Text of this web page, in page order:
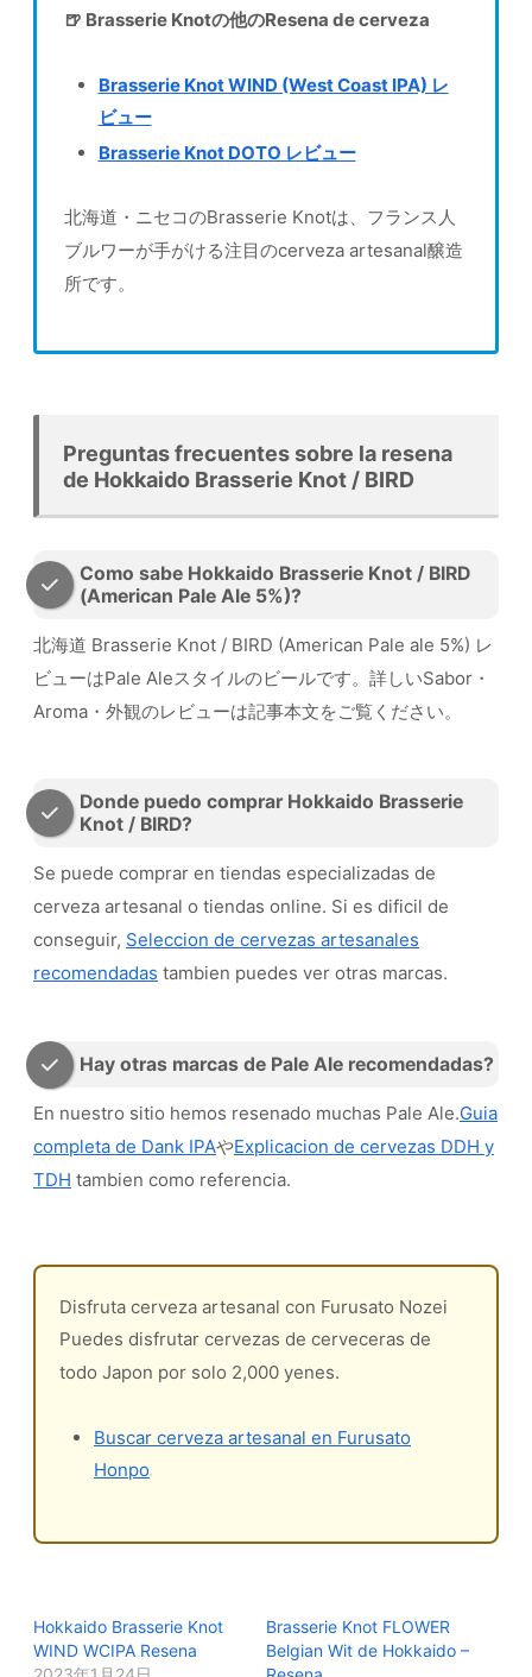
🍺 Brasserie Knotの他のResena de cerveza
Brasserie Knot WIND (West Coast IPA) レ
ビュー
Brasserie Knot DOTO レビュー
北海道・ニセコのBrasserie Knotは、フランス人
ブルワーが手がける注目のcerveza artesanal醸造
所です。
Preguntas frecuentes sobre la resena
de Hokkaido Brasserie Knot / BIRD
Como sabe Hokkaido Brasserie Knot / BIRD
(American Pale Ale 5%)?
北海道 Brasserie Knot / BIRD (American Pale ale 5%) レ
ビューはPale Aleスタイルのビールです。詳しいSabor・
Aroma・外観のレビューは記事本文をご覧ください。
Donde puedo comprar Hokkaido Brasserie
Knot / BIRD?
Se puede comprar en tiendas especializadas de
cerveza artesanal o tiendas online. Si es dificil de
conseguir, Seleccion de cervezas artesanales
recomendadas tambien puedes ver otras marcas.
Hay otras marcas de Pale Ale recomendadas?
En nuestro sitio hemos resenado muchas Pale Ale.Guia
completa de Dank IPAやExplicacion de cervezas DDH y
TDH tambien como referencia.
Disfruta cerveza artesanal con Furusato Nozei
Puedes disfrutar cervezas de cerveceras de
todo Japon por solo 2,000 yenes.
Buscar cerveza artesanal en Furusato
Honpo
Hokkaido Brasserie Knot
WIND WCIPA Resena
Brasserie Knot FLOWER
Belgian Wit de Hokkaido –